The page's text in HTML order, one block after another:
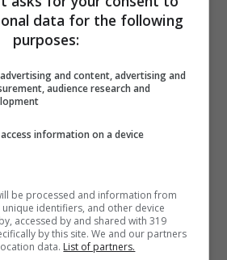
a sperare che questa
in loop gli episodi. Con
purtroppo si è chiuso il
de L’Allieva,
a nozze nonostante i
il ritorno di una quarta
lo desidera e pensa di
data for the following
purposes:
and content, advertising and
audience research and
information on a device
be processed and information from
identifiers, and other device
accessed by and shared with 319
by this site. We and our partners
data. List of partners.